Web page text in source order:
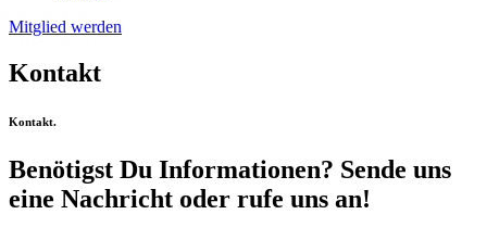
Mitglied werden
Kontakt
Kontakt.
Benötigst Du Informationen? Sende uns
eine Nachricht oder rufe uns an!